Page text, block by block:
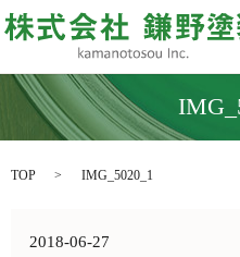
TOP IMG_5020_1
2018-06-27